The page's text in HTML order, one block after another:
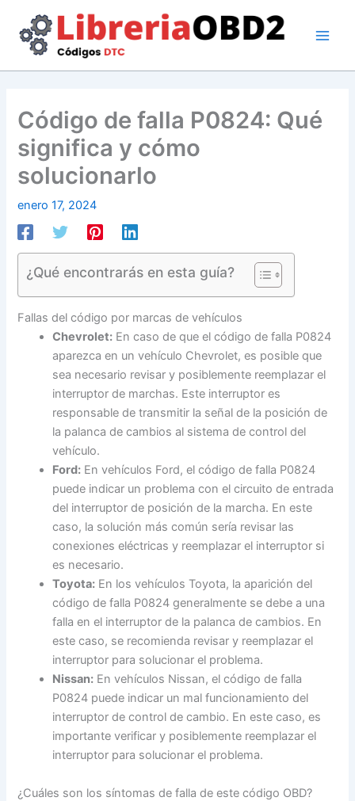
contenido
Código de falla P0824: Qué
significa y cómo
solucionarlo
enero 17, 2024
¿Qué encontrarás en esta guía?
Fallas del código por marcas de vehículos
Chevrolet: En caso de que el código de falla P0824
aparezca en un vehículo Chevrolet, es posible que
sea necesario revisar y posiblemente reemplazar el
interruptor de marchas. Este interruptor es
responsable de transmitir la señal de la posición de
la palanca de cambios al sistema de control del
vehículo.
Ford: En vehículos Ford, el código de falla P0824
puede indicar un problema con el circuito de entrada
del interruptor de posición de la marcha. En este
caso, la solución más común sería revisar las
conexiones eléctricas y reemplazar el interruptor si
es necesario.
Toyota: En los vehículos Toyota, la aparición del
código de falla P0824 generalmente se debe a una
falla en el interruptor de la palanca de cambios. En
este caso, se recomienda revisar y reemplazar el
interruptor para solucionar el problema.
Nissan: En vehículos Nissan, el código de falla
P0824 puede indicar un mal funcionamiento del
interruptor de control de cambio. En este caso, es
importante verificar y posiblemente reemplazar el
interruptor para solucionar el problema.
¿Cuáles son los síntomas de falla de este código OBD?